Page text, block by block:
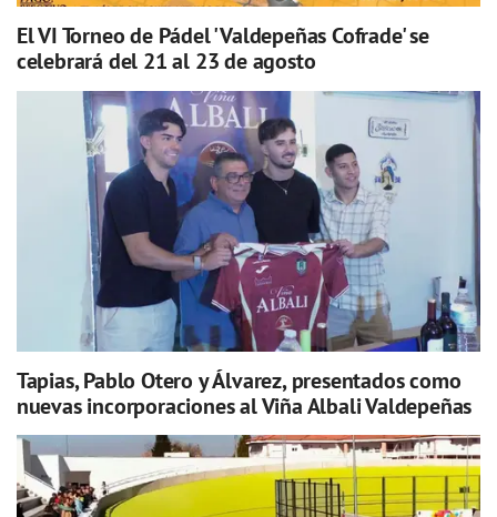
El VI Torneo de Pádel 'Valdepeñas Cofrade' se
celebrará del 21 al 23 de agosto
Tapias, Pablo Otero y Álvarez, presentados como
nuevas incorporaciones al Viña Albali Valdepeñas